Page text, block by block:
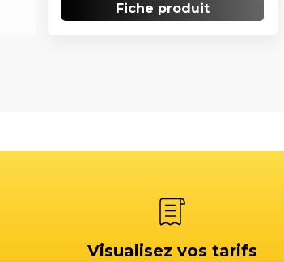
Fiche produit
Visualisez vos tarifs